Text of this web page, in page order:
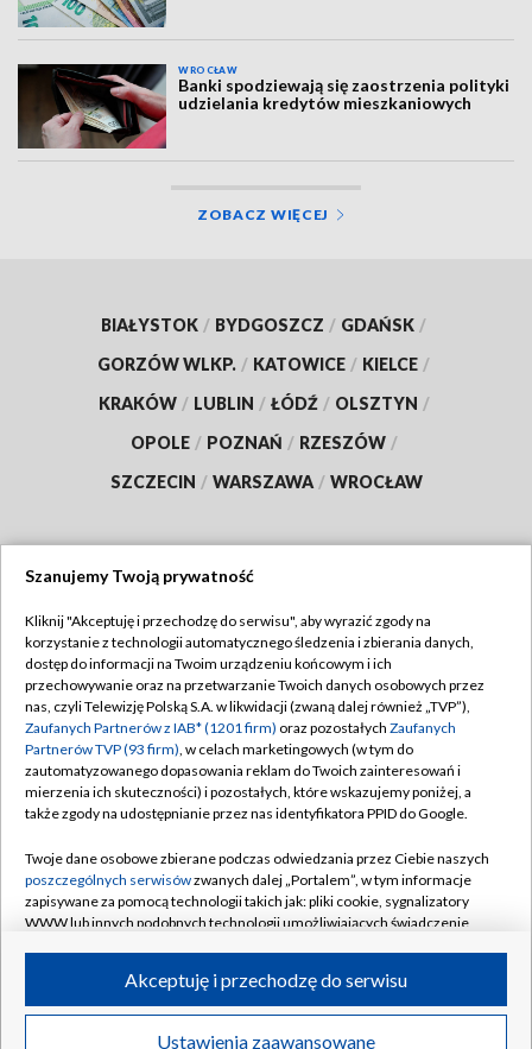
WROCŁAW
Banki spodziewają się zaostrzenia polityki
udzielania kredytów mieszkaniowych
ZOBACZ WIĘCEJ
BIAŁYSTOK / BYDGOSZCZ / GDAŃSK /
GORZÓW WLKP. / KATOWICE / KIELCE /
KRAKÓW / LUBLIN / ŁÓDŹ / OLSZTYN /
OPOLE / POZNAŃ / RZESZÓW /
SZCZECIN / WARSZAWA / WROCŁAW
TVP
Abonament TVP
Emisja w TVP
Centrum informacji TVP
Naziemna Telewizja Cyfrowa
Rada Programowa
System NOS
Informacje o nadawcy
Program dla prasy
Regulamin TVP
Polityka prywatności
Moje zgody
Pomoc
Kontakt
Kanały
©2026 Telewizja Polska S.A. w likwidacji
Szanujemy Twoją prywatność
Kliknij "Akceptuję i przechodzę do serwisu", aby wyrazić zgody na
korzystanie z technologii automatycznego śledzenia i zbierania danych,
dostęp do informacji na Twoim urządzeniu końcowym i ich
przechowywanie oraz na przetwarzanie Twoich danych osobowych przez
nas, czyli Telewizję Polską S.A. w likwidacji (zwaną dalej również „TVP”),
Zaufanych Partnerów z IAB* (1201 firm) oraz pozostałych Zaufanych
Partnerów TVP (93 firm), w celach marketingowych (w tym do
zautomatyzowanego dopasowania reklam do Twoich zainteresowań i
mierzenia ich skuteczności) i pozostałych, które wskazujemy poniżej, a
także zgody na udostępnianie przez nas identyfikatora PPID do Google.
Twoje dane osobowe zbierane podczas odwiedzania przez Ciebie naszych
poszczególnych serwisówzwanych dalej „Portalem”, w tym informacje
zapisywane za pomocą technologii takich jak: pliki cookie, sygnalizatory
WWW lub innych podobnych technologii umożliwiających świadczenie
ruchu w Internecie.
Twoje dane osobowe zbierane podczas odwiedzania przez Ciebie
Ustawienia zaawansowane
Akceptuję i przechodzę do serwisu